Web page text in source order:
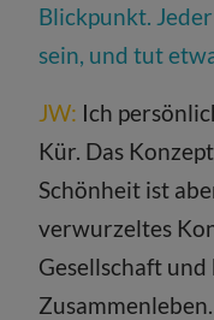
Blickpunkt.
sein, und tut
JW: Ich
Kür. Das
Schönheit ist
verwurzeltes
Gesellschaft